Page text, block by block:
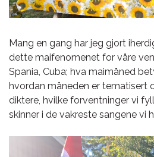
Mang en gang har jeg gjort
dette maifenomenet for våre
Spania, Cuba; hva maimåned
hvordan måneden er tematisert
diktere, hvilke forventninger vi
skinner i de vakreste sangene vi